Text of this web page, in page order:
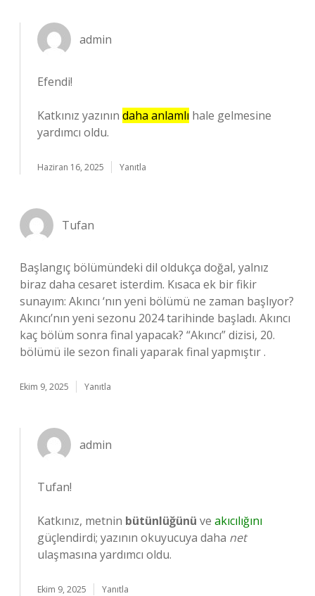
admin
Efendi!
Katkınız yazının daha anlamlı hale gelmesine
yardımcı oldu.
Haziran 16, 2025 Yanıtla
Tufan
Başlangıç bölümündeki dil oldukça doğal, yalnız
biraz daha cesaret isterdim. Kısaca ek bir fikir
sunayım: Akıncı ‘nın yeni bölümü ne zaman başlıyor?
Akıncı’nın yeni sezonu 2024 tarihinde başladı. Akıncı
kaç bölüm sonra final yapacak? “Akıncı” dizisi, 20.
bölümü ile sezon finali yaparak final yapmıştır .
Ekim 9, 2025 Yanıtla
admin
Tufan!
Katkınız, metnin bütünlüğünü ve akıcılığını
güçlendirdi; yazının okuyucuya daha net
ulaşmasına yardımcı oldu.
Ekim 9, 2025 Yanıtla